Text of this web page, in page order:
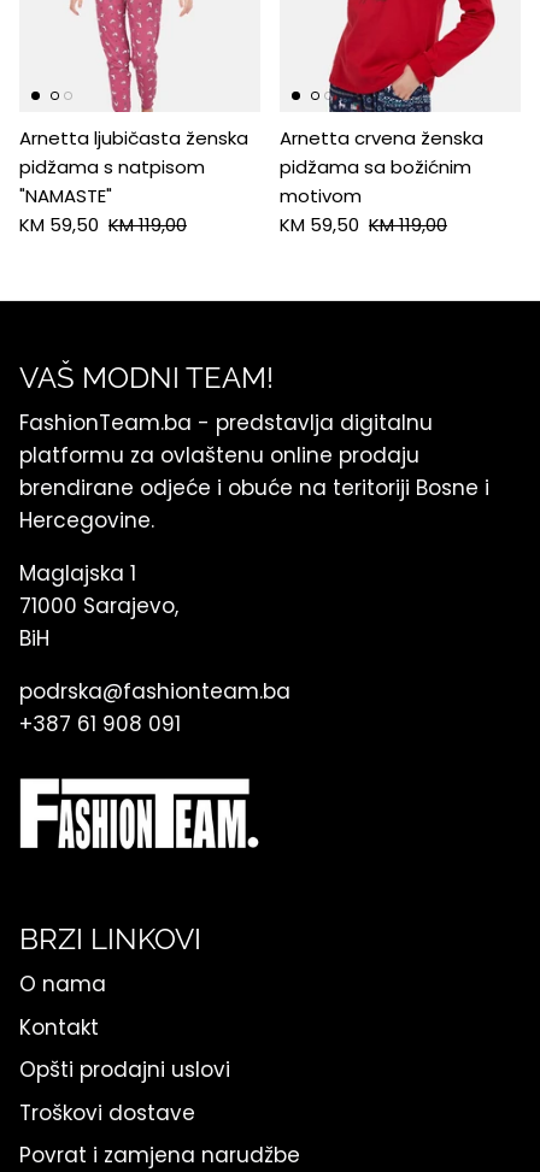
Arnetta ljubičasta ženska
pidžama s natpisom
"NAMASTE"
KM 59,50 KM 119,00
Arnetta crvena ženska
pidžama sa božićnim
motivom
KM 59,50 KM 119,00
VAŠ MODNI TEAM!
FashionTeam.ba - predstavlja digitalnu
platformu za ovlaštenu online prodaju
brendirane odjeće i obuće na teritoriji Bosne i
Hercegovine.
Maglajska 1
71000 Sarajevo,
BiH
podrska@fashionteam.ba
+387 61 908 091
BRZI LINKOVI
O nama
Kontakt
Opšti prodajni uslovi
Troškovi dostave
Povrat i zamjena narudžbe